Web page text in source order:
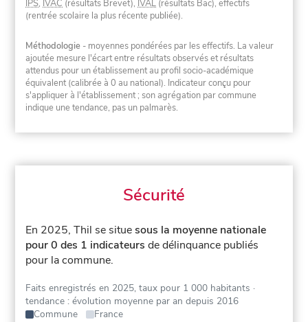
IPS, IVAC (résultats Brevet), IVAL (résultats Bac), effectifs
(rentrée scolaire la plus récente publiée).
Méthodologie - moyennes pondérées par les effectifs. La valeur
ajoutée mesure l'écart entre résultats observés et résultats
attendus pour un établissement au profil socio-académique
équivalent (calibrée à 0 au national). Indicateur conçu pour
s'appliquer à l'établissement ; son agrégation par commune
indique une tendance, pas un palmarès.
Sécurité
En 2025, Thil se situesous la moyenne nationale
pour 0 des 1 indicateurs de délinquance publiés
pour la commune.
Faits enregistrés en 2025, taux pour 1 000 habitants ·
tendance : évolution moyenne par an depuis 2016
Commune
France